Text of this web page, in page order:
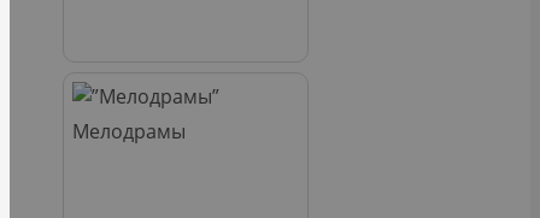
Мелодрамы